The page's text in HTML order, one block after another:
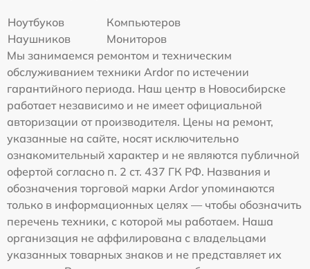
Ноутбуков
Компьютеров
Наушников
Мониторов
Мы занимаемся ремонтом и техническим
обслуживанием техники Ardor по истечении
гарантийного периода. Наш центр в Новосибирске
работает независимо и не имеет официальной
авторизации от производителя. Цены на ремонт,
указанные на сайте, носят исключительно
ознакомительный характер и не являются публичной
офертой согласно п. 2 ст. 437 ГК РФ. Названия и
обозначения торговой марки Ardor упоминаются
только в информационных целях — чтобы обозначить
перечень техники, с которой мы работаем. Наша
организация не аффилирована с владельцами
указанных товарных знаков и не представляет их